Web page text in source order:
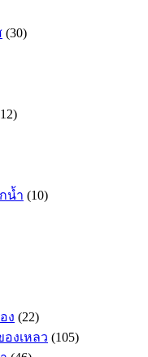
(30)
น้ำ (10)
ง (22)
งเหลว (105)